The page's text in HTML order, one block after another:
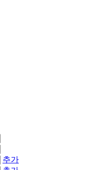
추가